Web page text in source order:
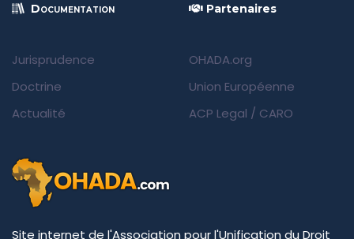
Documentation
Jurisprudence
Doctrine
Actualité
Partenaires
OHADA.org
Union Européenne
ACP Legal / CARO
Site internet de l'Association pour l'Unification du Droit